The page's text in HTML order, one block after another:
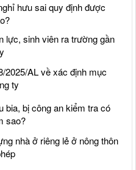
hưu sai quy định được
lực, sinh viên ra trường gần
2025/AL về xác định mục
ty
bia, bị công an kiểm tra có
sao?
nhà ở riêng lẻ ở nông thôn